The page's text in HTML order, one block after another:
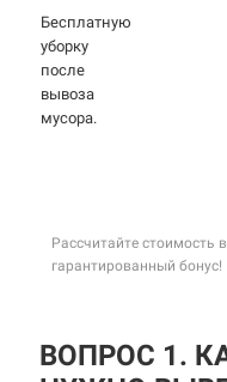
Бесплатную
уборку
после
вывоза
мусора.
Рассчитайте стоимость
гарантированный бонус!
ВОПРОС 1.